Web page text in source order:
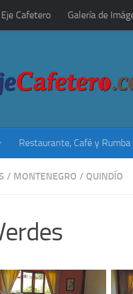
Cafetero Galería de
Restaurante, Café y Rumba
/ MONTENEGRO / QUINDÍO